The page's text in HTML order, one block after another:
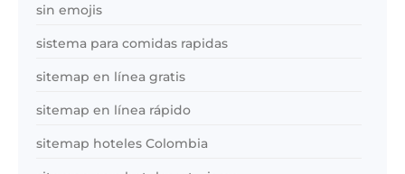
sin emojis
sistema para comidas rapidas
sitemap en línea gratis
sitemap en línea rápido
sitemap hoteles Colombia